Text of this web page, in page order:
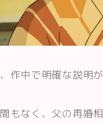
作中で明確な説明
もなく、父の再婚